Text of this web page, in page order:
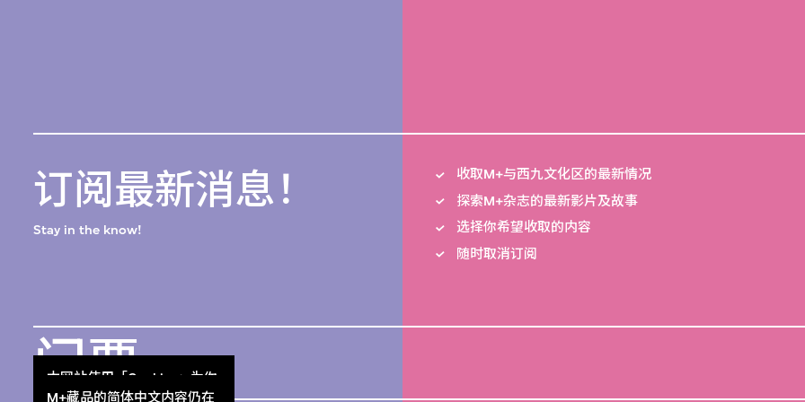
本网站使用「Cookies」为你
提供最好的网站体验。
M+藏品的简体中文内容仍在
订阅最新消息！
Stay in the know!
收取M+与西九文化区的最新情况
探索M+杂志的最新影片及故事
选择你希望收取的内容
随时取消订阅
门票 Get Tickets